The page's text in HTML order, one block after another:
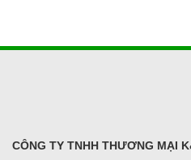
CÔNG TY TNHH THƯƠNG MẠI